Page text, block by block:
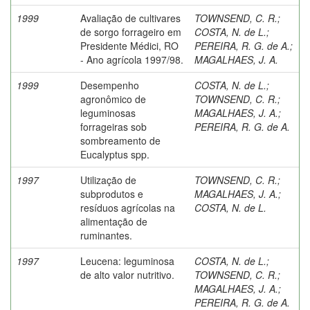
1999
Avaliação de cultivares
de sorgo forrageiro em
Presidente Médici, RO
- Ano agrícola 1997/98.
TOWNSEND, C. R.;
COSTA, N. de L.;
PEREIRA, R. G. de A.;
MAGALHAES, J. A.
1999
Desempenho
agronômico de
leguminosas
forrageiras sob
sombreamento de
Eucalyptus spp.
COSTA, N. de L.;
TOWNSEND, C. R.;
MAGALHAES, J. A.;
PEREIRA, R. G. de A.
1997
Utilização de
subprodutos e
resíduos agrícolas na
alimentação de
ruminantes.
TOWNSEND, C. R.;
MAGALHAES, J. A.;
COSTA, N. de L.
1997
Leucena: leguminosa
de alto valor nutritivo.
COSTA, N. de L.;
TOWNSEND, C. R.;
MAGALHAES, J. A.;
PEREIRA, R. G. de A.